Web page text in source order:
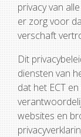
privacy van
er zorg voor
verschaft
Dit
diensten van
dat het ECT
websites en